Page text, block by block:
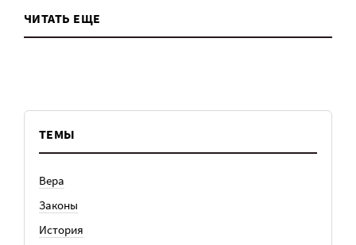
ЧИТАТЬ ЕЩЕ
ТЕМЫ
Вера
Законы
История